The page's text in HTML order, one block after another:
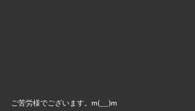
ご苦労様でございます。m(__)m